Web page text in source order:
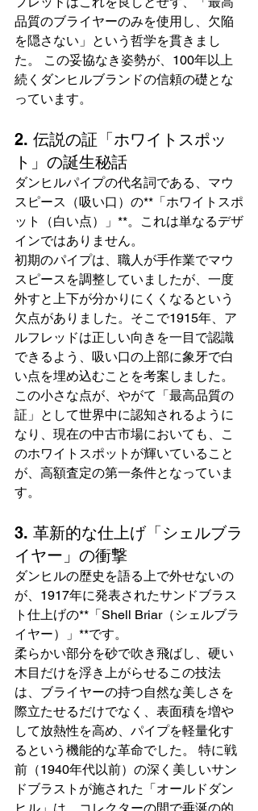
品質のブライヤーのみを使用し、欠陥
を隠さない」という哲学を貫きまし
た。 この妥協なき姿勢が、100年以上
続くダンヒルブランドの信頼の礎とな
っています。
2. 伝説の証「ホワイトスポッ
ト」の誕生秘話
ダンヒルパイプの代名詞である、マウ
スピース（吸い口）の**「ホワイトスポ
ット（白い点）」**。これは単なるデザ
インではありません。
初期のパイプは、職人が手作業でマウ
スピースを調整していましたが、一度
外すと上下が分かりにくくなるという
欠点がありました。そこで1915年、ア
ルフレッドは正しい向きを一目で認識
できるよう、吸い口の上部に象牙で白
い点を埋め込むことを考案しました。
この小さな点が、やがて「最高品質の
証」として世界中に認知されるように
なり、現在の中古市場においても、こ
のホワイトスポットが輝いていること
が、高額査定の第一条件となっていま
す。
3. 革新的な仕上げ「シェルブラ
イヤー」の衝撃
ダンヒルの歴史を語る上で外せないの
が、1917年に発表されたサンドブラス
ト仕上げの**「Shell Briar（シェルブラ
イヤー）」**です。
柔らかい部分を砂で吹き飛ばし、硬い
木目だけを浮き上がらせるこの技法
は、ブライヤーの持つ自然な美しさを
際立たせるだけでなく、表面積を増や
して放熱性を高め、パイプを軽量化す
るという機能的な革命でした。 特に戦
前（1940年代以前）の深く美しいサン
ドブラストが施された「オールドダン